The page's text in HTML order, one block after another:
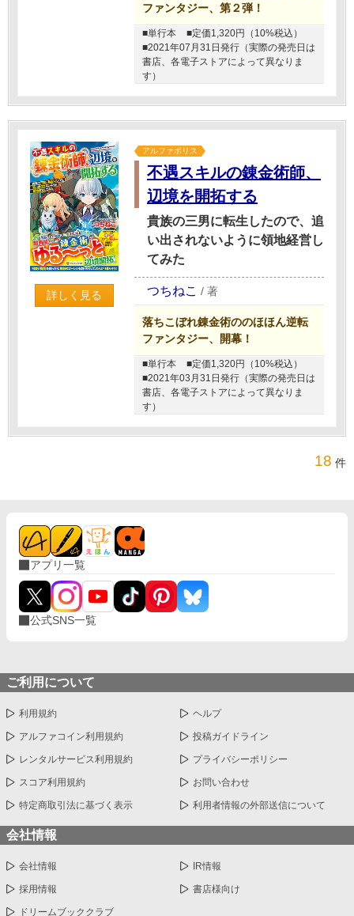
ファンタジー、第２弾！
■単行本
■定価1,320円（10%税込）
■2021年07月31日発行（実際の発売日は
書店、各電子ストアによって異なりま
す）
詳しく見る
アルファポリス
不遇スキルの錬金術師、
辺境を開拓する
貴族の三男に転生したので、追
い出されないように領地経営し
てみた
つちねこ / 著
落ちこぼれ錬金術ののほほん逆転
ファンタジー、開幕！
■単行本
■定価1,320円（10%税込）
■2021年03月31日発行（実際の発売日は
書店、各電子ストアによって異なりま
す）
18 件
アプリ一覧
公式SNS一覧
ご利用について
利用規約 ヘルプ
アルファコイン利用規約 投稿ガイドライン
レンタルサービス利用規約 プライバシーポリシー
スコア利用規約 お問い合わせ
特定商取引法に基づく表示 利用者情報の外部送信について
会社情報
会社情報 IR情報
採用情報 書店様向け
ドリームブッククラブ